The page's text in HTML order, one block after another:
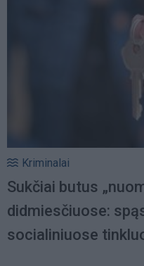
Kriminalai
Sukčiai butus
didmiesčiuose:
socialiniuose